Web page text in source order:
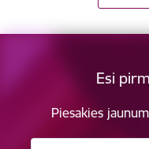
Esi
Piesakies